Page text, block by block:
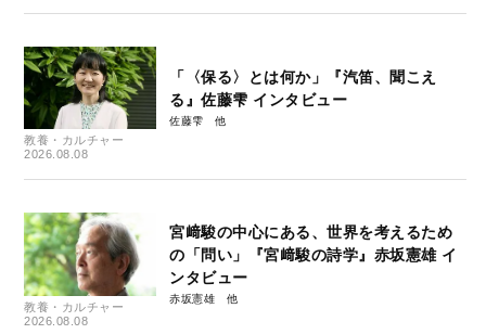
教養・カルチャー
2026.08.08
「〈保る〉とは何か」『汽笛、聞こえ
る』佐藤雫 インタビュー
佐藤雫
教養・カルチャー
2026.08.08
宮﨑駿の中心にある、世界を考えるため
の「問い」『宮﨑駿の詩学』赤坂憲雄 イ
ンタビュー
赤坂憲雄